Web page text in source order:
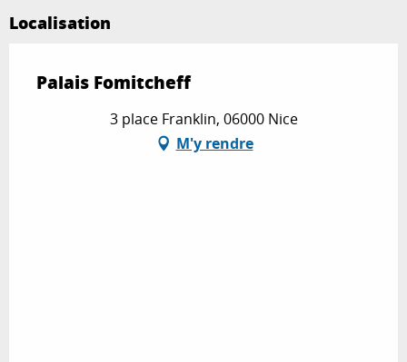
Localisation
Palais Fomitcheff
3 place Franklin, 06000 Nice
M'y rendre